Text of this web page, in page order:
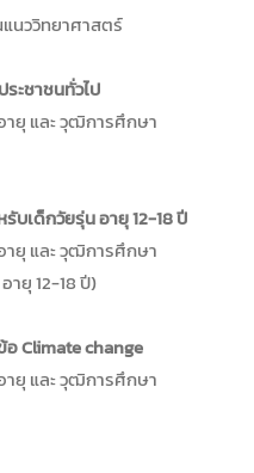
แนววิทยาศาสตร์
ะชาชนทั่วไป
ยุ และ วุฒิการศึกษา
บเด็กวัยรุ่น อายุ 12-18 ปี
ยุ และ วุฒิการศึกษา
ายุ 12-18 ปี)
อ Climate change
ยุ และ วุฒิการศึกษา